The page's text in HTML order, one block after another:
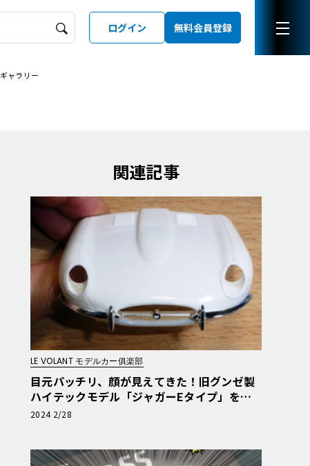
ログイン 無料会員登録
ギャラリー
関連記事
LE VOLANT モデルカー俱楽部
目元パッチリ、顔が見えてきた！旧グンゼ製
ハイテックモデル「ジャガーEタイプ」を地
道に作ってみる・第20回
2024 2/28